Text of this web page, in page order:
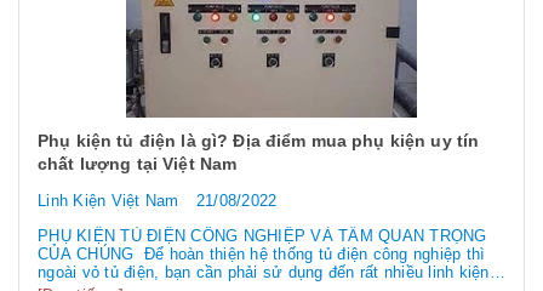
Phụ kiện tủ điện là gì? Địa điểm mua phụ kiện uy tín
chất lượng tại Việt Nam
Linh Kiện Việt Nam
21/08/2022
PHỤ KIỆN TỦ ĐIỆN CÔNG NGHIỆP VÀ TẦM QUAN TRỌNG
CỦA CHÚNG Để hoàn thiện hệ thống tủ điện công nghiệp thì
ngoài vỏ tủ điện, bạn cần phải sử dụng đến rất nhiều linh kiện